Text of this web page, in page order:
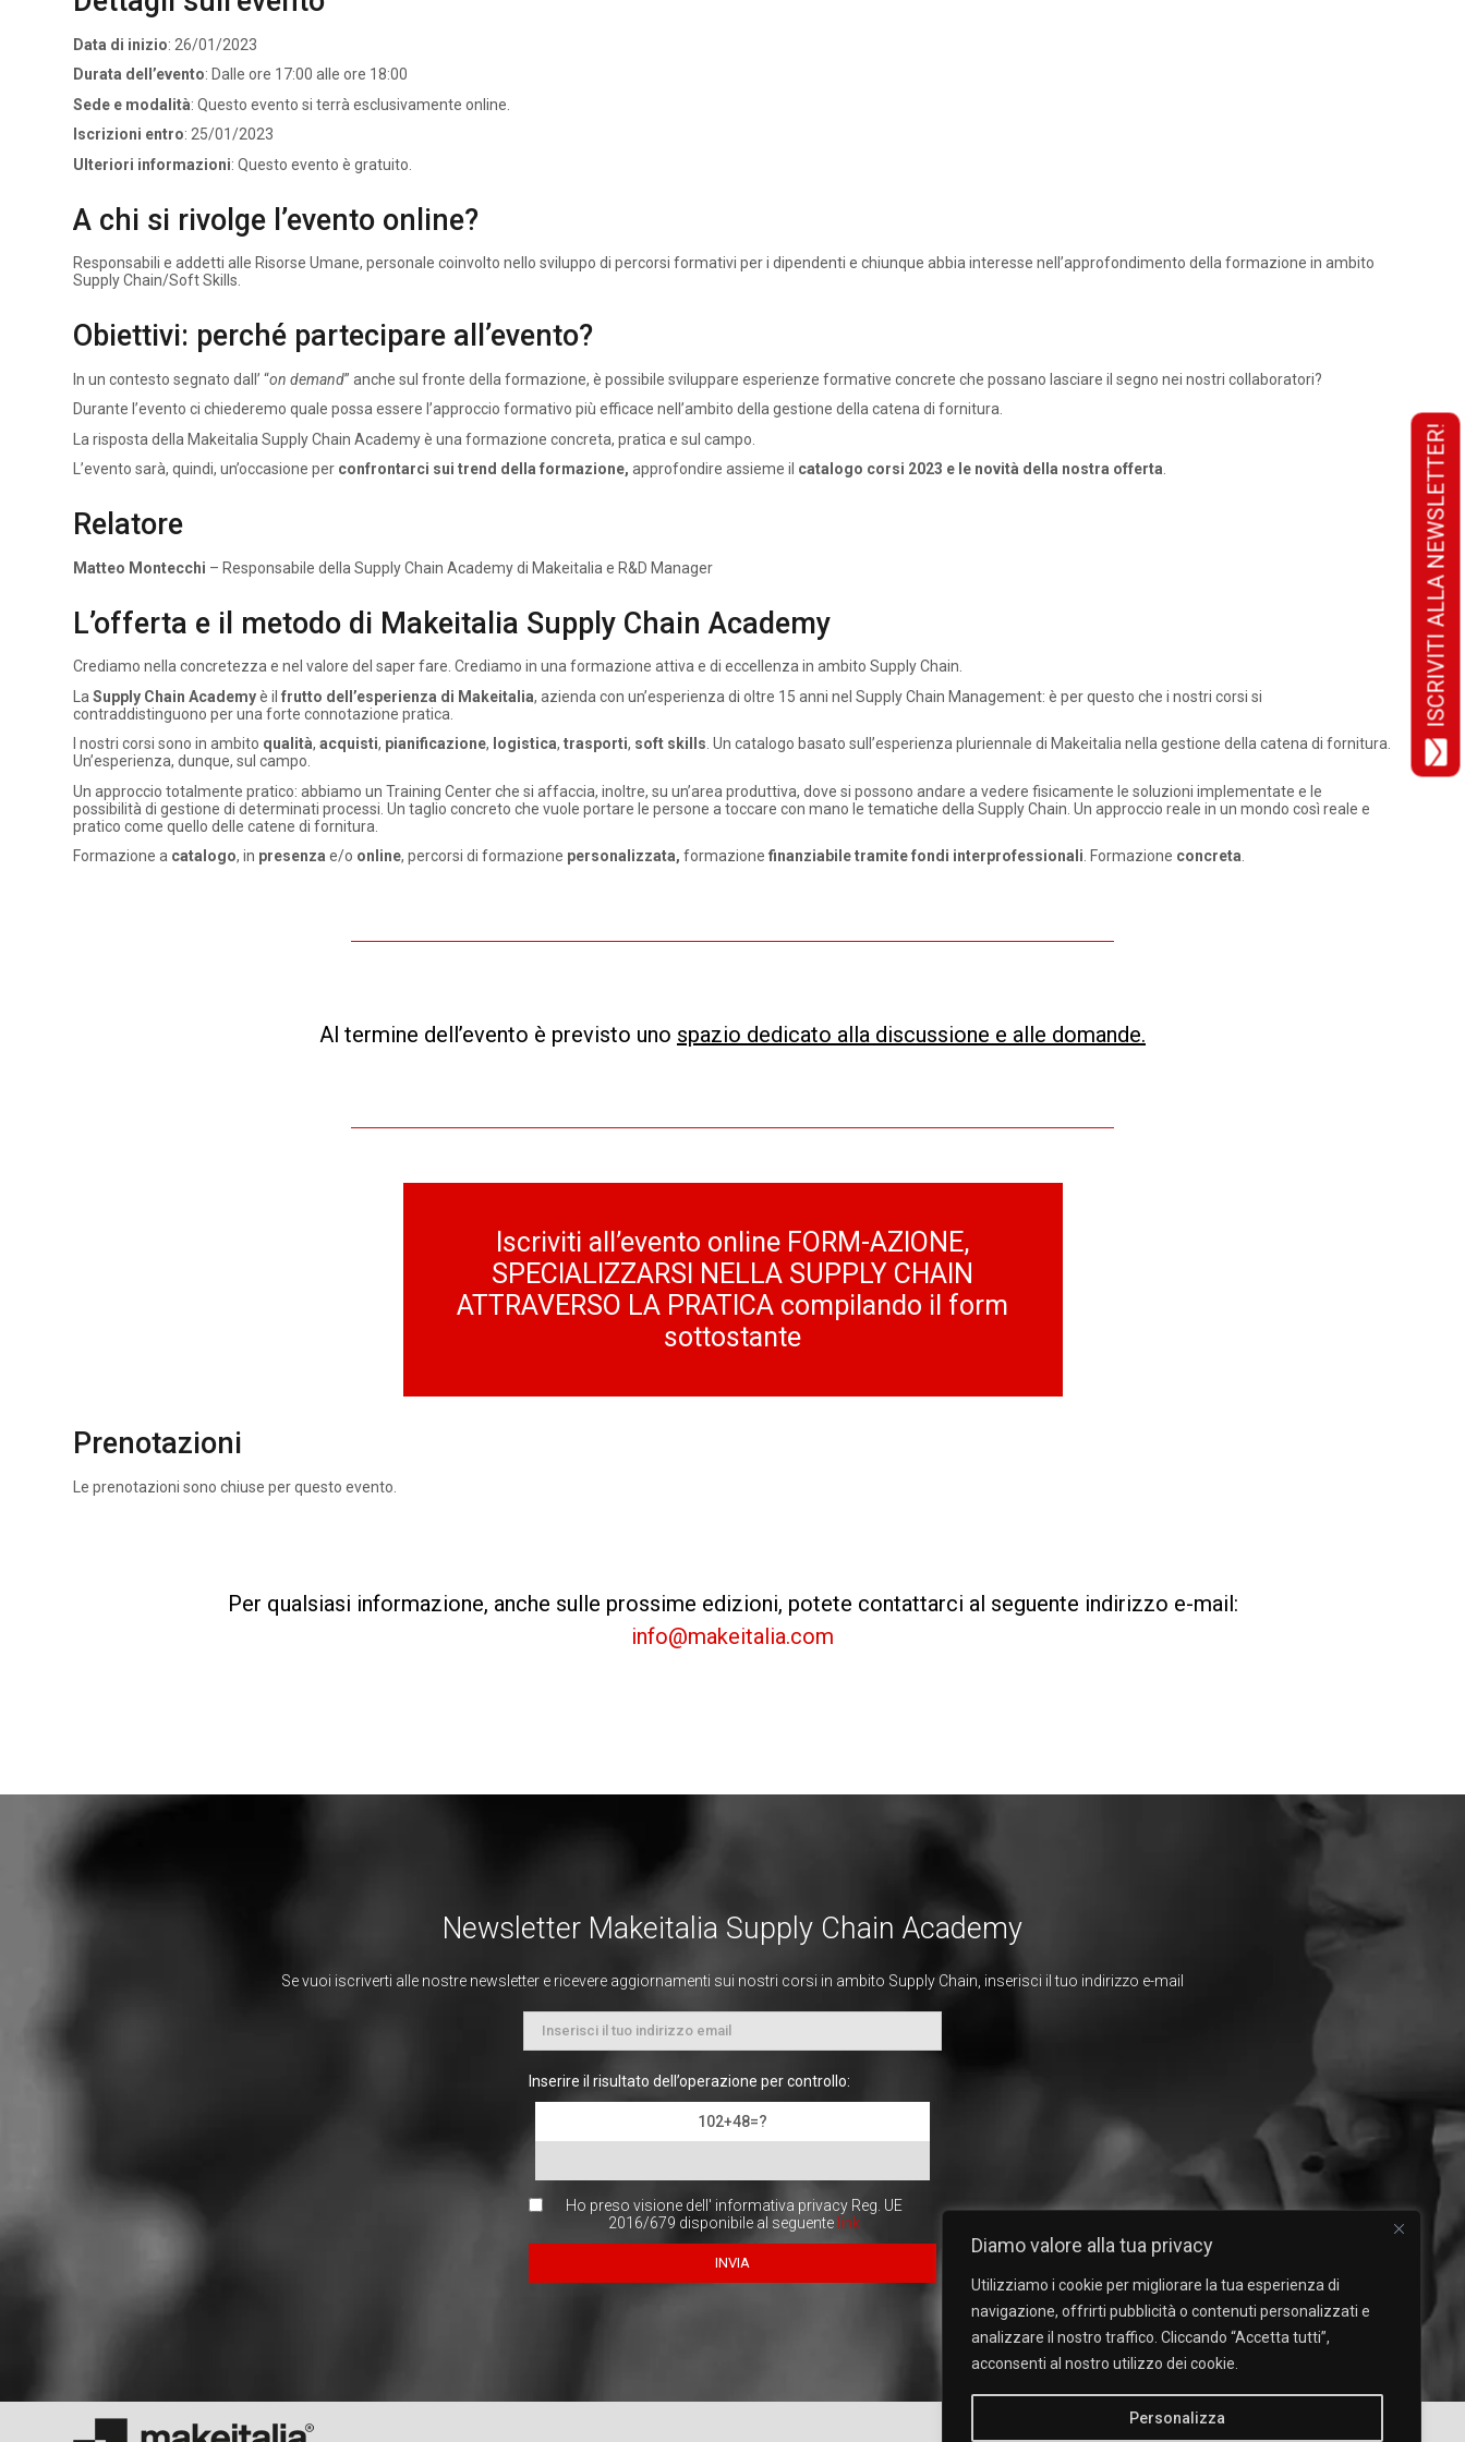
Diamo valore alla tua privacy
Utilizziamo i cookie per migliorare la tua esperienza di
navigazione, offrirti pubblicità o contenuti personalizzati e
analizzare il nostro traffico. Cliccando “Accetta tutti”,
acconsenti al nostro utilizzo dei cookie.
Personalizza
Data di inizio: 26/01/2023
Durata dell’evento: Dalle ore 17:00 alle ore 18:00
Sede e modalità: Questo evento si terrà esclusivamente online.
Iscrizioni entro: 25/01/2023
Ulteriori informazioni: Questo evento è gratuito.
A chi si rivolge l’evento online?
Responsabili e addetti alle Risorse Umane, personale coinvolto nello sviluppo di percorsi formativi per i dipendenti e chiunque abbia interesse nell’approfondimento della formazione in ambito
Supply Chain/Soft Skills.
Obiettivi: perché partecipare all’evento?
In un contesto segnato dall’ “on demand” anche sul fronte della formazione, è possibile sviluppare esperienze formative concrete che possano lasciare il segno nei nostri collaboratori?
Durante l’evento ci chiederemo quale possa essere l’approccio formativo più efficace nell’ambito della gestione della catena di fornitura.
La risposta della Makeitalia Supply Chain Academy è una formazione concreta, pratica e sul campo.
L’evento sarà, quindi, un’occasione per confrontarci sui trend della formazione, approfondire assieme il catalogo corsi 2023 e le novità della nostra offerta
Relatore
Matteo Montecchi – Responsabile della Supply Chain Academy di Makeitalia e R&D Manager
L’offerta e il metodo di Makeitalia Supply Chain Academy
Crediamo nella concretezza e nel valore del saper fare. Crediamo in una formazione attiva e di eccellenza in ambito Supply Chain.
La Supply Chain Academyè il frutto dell’esperienza di Makeitalia, azienda con un’esperienza di oltre 15 anni nel Supply Chain Management: è per questo che i nostri corsi si
contraddistinguono per una forte connotazione pratica.
I nostri corsi sono in ambito qualità, acquisti, pianificazione, logistica, trasporti, soft skills . Un catalogo basato sull’esperienza pluriennale di Makeitalia nella gestione della catena di fornitura.
Un’esperienza, dunque, sul campo.
Un approccio totalmente pratico: abbiamo un Training Center che si affaccia, inoltre, su un’area produttiva, dove si possono andare a vedere fisicamente le soluzioni implementate e le
possibilità di gestione di determinati processi. Un taglio concreto che vuole portare le persone a toccare con mano le tematiche della Supply Chain. Un approccio reale in un mondo così reale e
pratico come quello delle catene di fornitura.
Formazione a catalogo, in presenza e/o online, percorsi di formazione personalizzata, formazione finanziabile tramite fondi interprofessionali . Formazione concreta
Al termine dell’evento è previsto uno spazio dedicato alla discussione e alle domande.
Iscriviti all’evento online FORM-AZIONE,
SPECIALIZZARSI NELLA SUPPLY CHAIN
ATTRAVERSO LA PRATICA compilando il form
sottostante
Prenotazioni
Le prenotazioni sono chiuse per questo evento.
Per qualsiasi informazione, anche sulle prossime edizioni, potete contattarci al seguente indirizzo e-mail:
info@makeitalia.com
Newsletter Makeitalia Supply Chain Academy
Se vuoi iscriverti alle nostre newsletter e ricevere aggiornamenti sui nostri corsi in ambito Supply Chain, inserisci il tuo indirizzo e-mail
Inserire il risultato dell’operazione per controllo:
102+48=?
Ho preso visione dell' informativa privacy Reg. UE
2016/679 disponibile al seguente link
ISCRIVITI ALLA NEWSLETTER!